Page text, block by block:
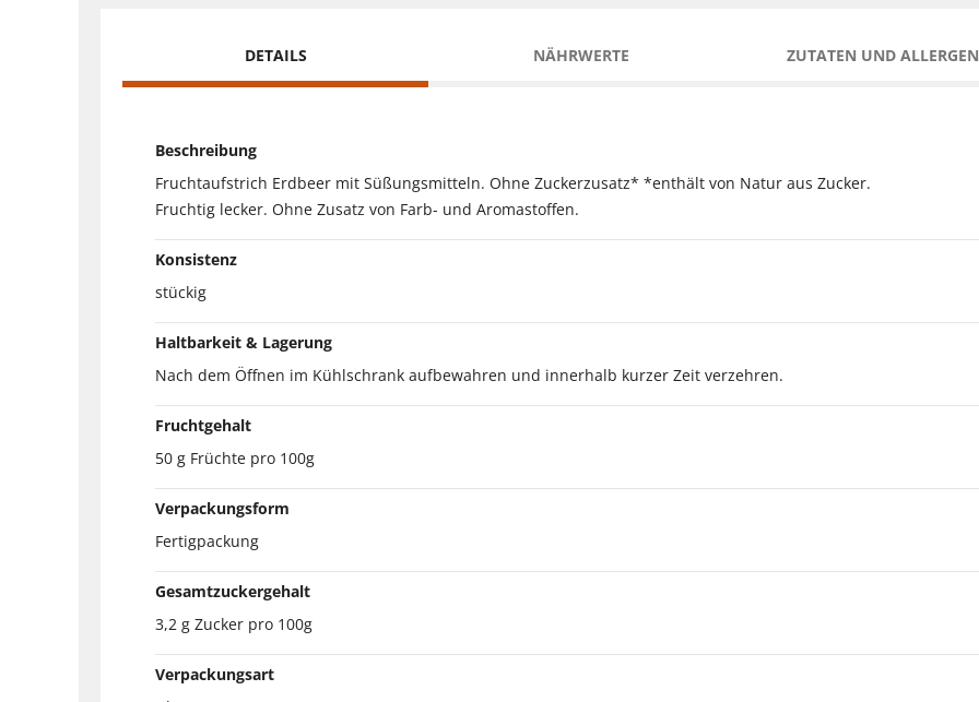
DETAILS NÄHRWERTE ZUTATEN UND
Beschreibung
Fruchtaufstrich Erdbeer mit Süßungsmitteln. Ohne Zuckerzusatz* *enthält von Natur aus Zucker.
Fruchtig lecker. Ohne Zusatz von Farb- und Aromastoffen.
Konsistenz
stückig
Haltbarkeit & Lagerung
Nach dem Öffnen im Kühlschrank aufbewahren und innerhalb kurzer Zeit verzehren.
Fruchtgehalt
50 g Früchte pro 100g
Verpackungsform
Fertigpackung
Gesamtzuckergehalt
3,2 g Zucker pro 100g
Verpackungsart